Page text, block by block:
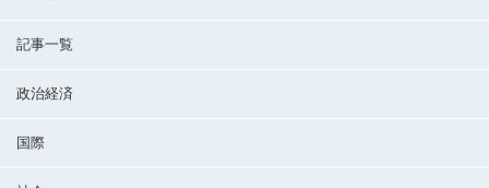
記事一覧
政治経済
国際